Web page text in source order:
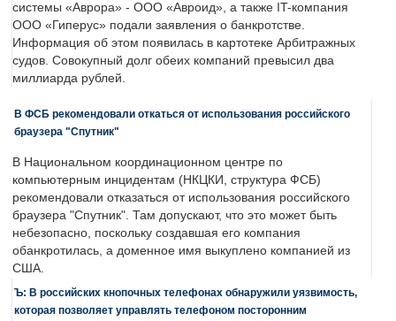
системы «Аврора» - ООО «Авроид», а также IT-компания
ООО «Гиперус» подали заявления о банкротстве.
Информация об этом появилась в картотеке Арбитражных
судов. Совокупный долг обеих компаний превысил два
миллиарда рублей.
В ФСБ рекомендовали откаться от использования российского
браузера "Спутник"
В Национальном координационном центре по
компьютерным инцидентам (НКЦКИ, структура ФСБ)
рекомендовали отказаться от использования российского
браузера "Спутник". Там допускают, что это может быть
небезопасно, поскольку создавшая его компания
обанкротилась, а доменное имя выкуплено компанией из
США.
Ъ: В российских кнопочных телефонах обнаружили уязвимость,
которая позволяет управлять телефоном посторонним